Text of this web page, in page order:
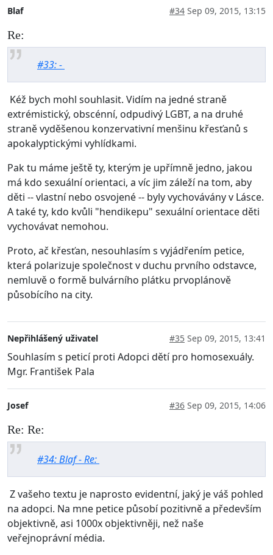
Blaf #34 Sep 09, 2015, 13:15
Re:
#33: -
Kéž bych mohl souhlasit. Vidím na jedné straně
extrémistický, obscénní, odpudivý LGBT, a na druhé
straně vyděšenou konzervativní menšinu křesťanů s
apokalyptickými vyhlídkami.
Pak tu máme ještě ty, kterým je upřímně jedno, jakou
má kdo sexuální orientaci, a víc jim záleží na tom, aby
děti -- vlastní nebo osvojené -- byly vychovávány v Lásce.
A také ty, kdo kvůli "hendikepu" sexuální orientace děti
vychovávat nemohou.
Proto, ač křesťan, nesouhlasím s vyjádřením petice,
která polarizuje společnost v duchu prvního odstavce,
nemluvě o formě bulvárního plátku prvoplánově
působícího na city.
Nepřihlášený uživatel #35 Sep 09, 2015, 13:41
Souhlasím s peticí proti Adopci dětí pro homosexuály.
Mgr. František Pala
Josef #36 Sep 09, 2015, 14:06
Re: Re:
#34: Blaf - Re:
Z vašeho textu je naprosto evidentní, jaký je váš pohled
na adopci. Na mne petice působí pozitivně a především
objektivně, asi 1000x objektivněji, než naše
veřejnoprávní média.